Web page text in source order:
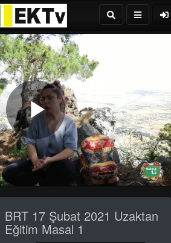
Play
Video
BRT 17 Şubat 2021 Uzaktan
Eğitim Masal 1